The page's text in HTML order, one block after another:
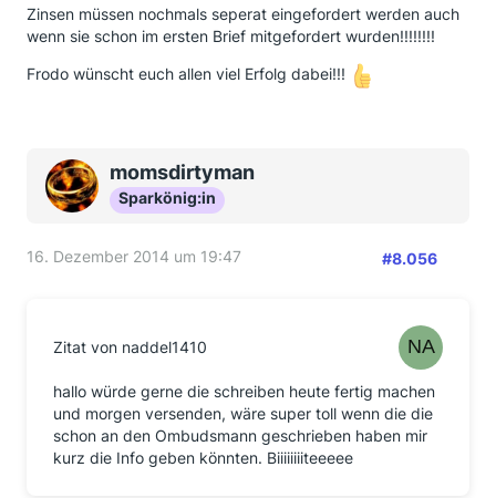
Zinsen müssen nochmals seperat eingefordert werden auch
wenn sie schon im ersten Brief mitgefordert wurden!!!!!!!!
Frodo wünscht euch allen viel Erfolg dabei!!!
momsdirtyman
Sparkönig:in
16. Dezember 2014 um 19:47 #8.056
Zitat von naddel1410
hallo würde gerne die schreiben heute fertig machen
und morgen versenden, wäre super toll wenn die die
schon an den Ombudsmann geschrieben haben mir
kurz die Info geben könnten. Biiiiiiiiteeeee